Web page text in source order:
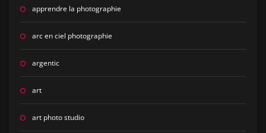
apprendre la photographie
arc en ciel photographie
argentic
art
art photo studio